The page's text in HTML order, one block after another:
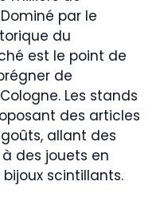
par le
du
est le point de
de
Les stands
des articles
allant des
des jouets en
scintillants.